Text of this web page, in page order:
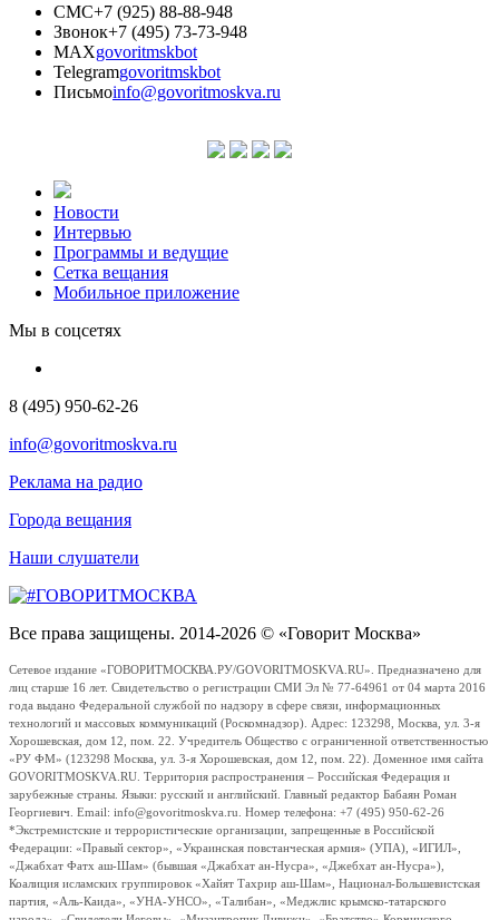
СМС+7 (925) 88-88-948
Звонок+7 (495) 73-73-948
MAXgovoritmskbot
Telegramgovoritmskbot
Письмоinfo@govoritmoskva.ru
Новости
Интервью
Программы и ведущие
Сетка вещания
Мобильное приложение
Мы в соцсетях
8 (495) 950-62-26
info@govoritmoskva.ru
Реклама на радио
Города вещания
Наши слушатели
Все права защищены. 2014-2026 © «Говорит Москва»
Сетевое издание «ГОВОРИТМОСКВА.РУ/GOVORITMOSKVA.RU». Предназначено для
лиц старше 16 лет. Свидетельство о регистрации СМИ Эл № 77-64961 от 04 марта 2016
года выдано Федеральной службой по надзору в сфере связи, информационных
технологий и массовых коммуникаций (Роскомнадзор). Адрес: 123298, Москва, ул. 3-я
Хорошевская, дом 12, пом. 22. Учредитель Общество с ограниченной ответственностью
«РУ ФМ» (123298 Москва, ул. 3-я Хорошевская, дом 12, пом. 22). Доменное имя сайта
GOVORITMOSKVA.RU. Территория распространения – Российская Федерация и
зарубежные страны. Языки: русский и английский. Главный редактор Бабаян Роман
Георгиевич. Email: info@govoritmoskva.ru. Номер телефона: +7 (495) 950-62-26
*Экстремистские и террористические организации, запрещенные в Российской
Федерации: «Правый сектор», «Украинская повстанческая армия» (УПА), «ИГИЛ»,
«Джабхат Фатх аш-Шам» (бывшая «Джабхат ан-Нусра», «Джебхат ан-Нусра»),
Коалиция исламских группировок «Хайят Тахрир аш-Шам», Национал-Большевистская
партия, «Аль-Каида», «УНА-УНСО», «Талибан», «Меджлис крымско-татарского